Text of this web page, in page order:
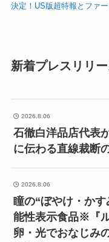
決定！US版超特報とファ
新着プレスリリ
2026.8.06
石徹白洋品店代表
に伝わる直線裁断
2026.8.06
瞳の“ぼやけ・か
能性表示食品※『
卵・光でおなじみ